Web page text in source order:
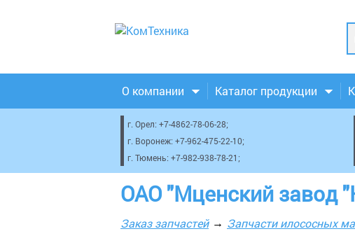
О компании Каталог продукции
г. Орел: +7-4862-78-06-28;
г. Воронеж: +7-962-475-22-10;
г. Тюмень: +7-982-938-78-21 ;
ОАО "Мценский завод
Заказ запчастей Запчасти илососных